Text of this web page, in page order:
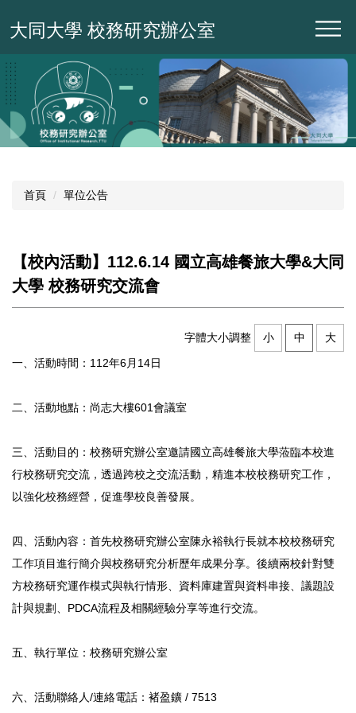
到
要
內
容
區
大同大學 校務研究辦公室
首頁 單位公告
【校內活動】112.6.14 國立高雄餐旅大學&大同
大學 校務研究交流會
字體大小調整 小 中
大
一、活動時間：112年6月14日
二、活動地點：尚志大樓601會議室
三、活動目的：校務研究辦公室邀請國立高雄餐旅大學蒞臨本校進
行校務研究交流，透過跨校之交流活動，精進本校校務研究工作，
以強化校務經營，促進學校良善發展。
四、活動內容：首先校務研究辦公室陳永裕執行長就本校校務研究
工作項目進行簡介與校務研究分析歷年成果分享。後續兩校針對雙
方校務研究運作模式與執行情形、資料庫建置與資料串接、議題設
計與規劃、PDCA流程及相關經驗分享等進行交流。
五、執行單位：校務研究辦公室
六、活動聯絡人/連絡電話：褚盈鑛 / 7513